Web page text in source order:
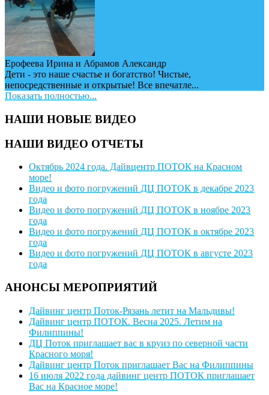
Ерофеева Ирина и Абрамов Александр
Дети - это наше счастье и богатство! Чистые,
непосредственные и открытые! Все впечатле...
Показать полностью...
НАШИ НОВЫЕ ВИДЕО
НАШИ ВИДЕО ОТЧЕТЫ
Октябрь 2024 года. Дайвцентр ПОТОК на Красном
море!
Видео и фото погружений ДЦ ПОТОК в декабре 2023
года
Видео и фото погружений ДЦ ПОТОК в ноябре 2023
года
Видео и фото погружений ДЦ ПОТОК в октябре 2023
года
Видео и фото погружений ДЦ ПОТОК в августе 2023
года
АНОНСЫ МЕРОПРИЯТИЙ
Дайвинг центр Поток-Рязань летит на Мальдивы!
Дайвинг центр ПОТОК. Весна 2025. Летим на
Филиппины!
ДЦ Поток приглашает вас в круиз по северной части
Красного моря!
Дайвинг центр Поток приглашает Вас на Филиппины
16 июля 2022 года дайвинг центр ПОТОК приглашает
Вас на Красное море!